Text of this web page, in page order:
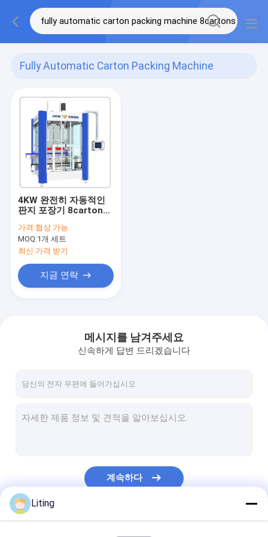
Fully Automatic Carton Packing Machine
8cartons Min
(1)
4KW 완전히 자동적인
판지 포장기 8cartons
가격:협상 가능
MOQ:1개 세트
최신 가격 받기
지금 연락
메시지를 남겨주세요
신속하게 답변 드리겠습니다
계속하다
Liting